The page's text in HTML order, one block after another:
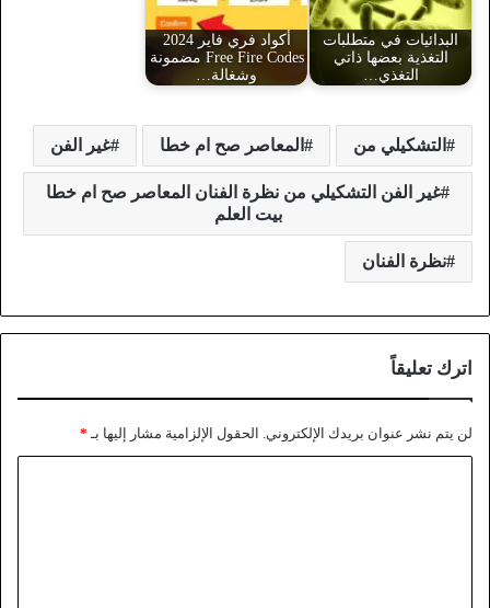
البدائيات في متطلبات
التغذية بعضها ذاتي
التغذي…
أكواد فري فاير 2024
Free Fire Codes مضمونة
وشغالة…
التشكيلي من المعاصر صح ام خطا غير الفن
غير الفن التشكيلي من نظرة الفنان المعاصر صح ام خطا
بيت العلم
نظرة الفنان
اترك تعليقاً
لن يتم نشر عنوان بريدك الإلكتروني. الحقول الإلزامية مشار إليها بـ *